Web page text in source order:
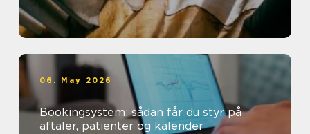
06. May 2026
Bookingsystem: sådan får du styr på
aftaler, patienter og kalender